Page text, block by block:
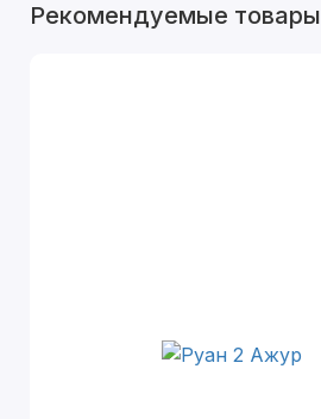
Рекомендуемые товары